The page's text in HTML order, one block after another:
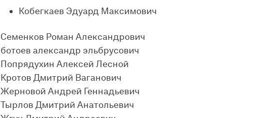
Кобегкаев Эдуард Максимович
Семенков Роман Александрович
ботоев александр эльбрусович
Попрядухин Алексей Лесной
Кротов Дмитрий Ваганович
Жерновой Андрей Геннадьевич
Тырлов Дмитрий Анатольевич